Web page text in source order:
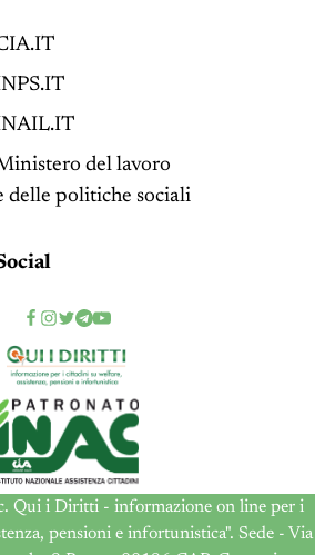
del lavoro
delle politiche sociali
Qui i Diritti - informazione on line per i
pensioni e infortunistica". Sede - Via